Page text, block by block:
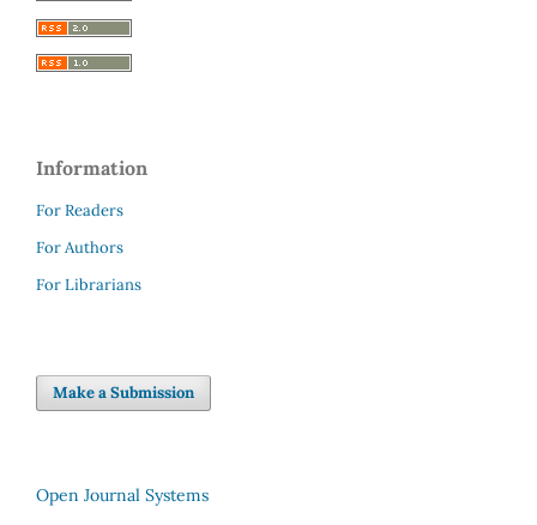
Information
For Readers
For Authors
For Librarians
Make a Submission
Open Journal Systems